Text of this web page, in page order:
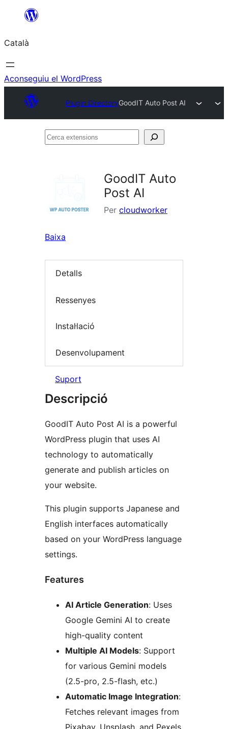
contingut
Català
Aconseguiu el WordPress
Plugin DirectoryGoodIT Auto Post AI
Cerca
GoodIT Auto
Post AI
Per cloudworker
Baixa
Detalls
Ressenyes
Instal·lació
Desenvolupament
Suport
Descripció
GoodIT Auto Post AI is a powerful
WordPress plugin that uses AI
technology to automatically
generate and publish articles on
your website.
This plugin supports Japanese and
English interfaces automatically
based on your WordPress language
settings.
Features
AI Article Generation: Uses
Google Gemini AI to create
high-quality content
Multiple AI Models: Support
for various Gemini models
(2.5-pro, 2.5-flash, etc.)
Automatic Image Integration:
Fetches relevant images from